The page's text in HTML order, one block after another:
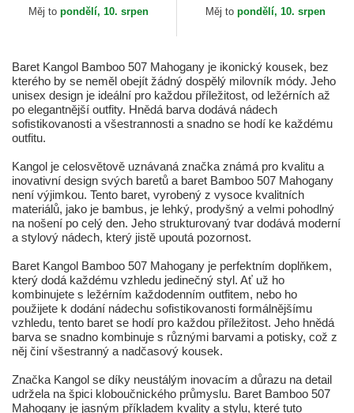
Měj to pondělí, 10. srpen Měj to pondělí, 10. srpen
Baret Kangol Bamboo 507 Mahogany je ikonický kousek, bez
kterého by se neměl obejít žádný dospělý milovník módy. Jeho
unisex design je ideální pro každou příležitost, od ležérních až
po elegantnější outfity. Hnědá barva dodává nádech
sofistikovanosti a všestrannosti a snadno se hodí ke každému
outfitu.
Kangol je celosvětově uznávaná značka známá pro kvalitu a
inovativní design svých baretů a baret Bamboo 507 Mahogany
není výjimkou. Tento baret, vyrobený z vysoce kvalitních
materiálů, jako je bambus, je lehký, prodyšný a velmi pohodlný
na nošení po celý den. Jeho strukturovaný tvar dodává moderní
a stylový nádech, který jistě upoutá pozornost.
Baret Kangol Bamboo 507 Mahogany je perfektním doplňkem,
který dodá každému vzhledu jedinečný styl. Ať už ho
kombinujete s ležérním každodenním outfitem, nebo ho
použijete k dodání nádechu sofistikovanosti formálnějšímu
vzhledu, tento baret se hodí pro každou příležitost. Jeho hnědá
barva se snadno kombinuje s různými barvami a potisky, což z
něj činí všestranný a nadčasový kousek.
Značka Kangol se díky neustálým inovacím a důrazu na detail
udržela na špici kloboučnického průmyslu. Baret Bamboo 507
Mahogany je jasným příkladem kvality a stylu, které tuto